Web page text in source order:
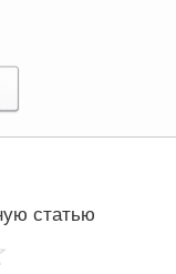
статью